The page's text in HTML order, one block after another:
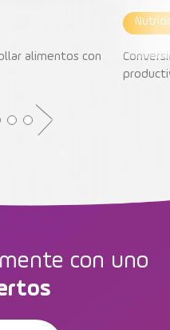
alimentos con
con uno